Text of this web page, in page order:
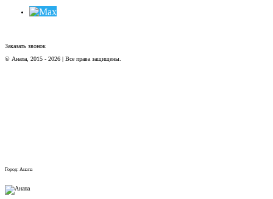
Заказать звонок
© Анапа, 2015 - 2026 | Все права защищены.
Город: Анапа